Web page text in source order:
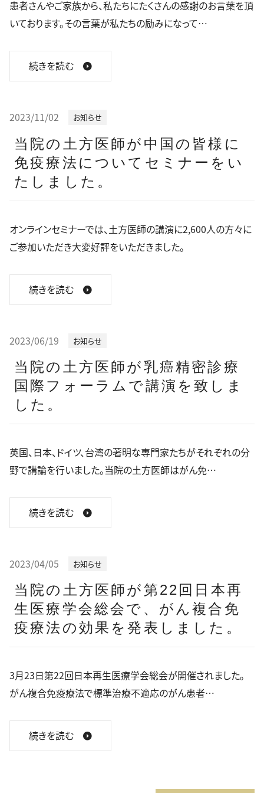
患者さんやご家族から、私たちにたくさんの感謝のお言葉を頂
いております。その言葉が私たちの励みになって…
続きを読む
お知らせ
当院の土方医師が中国の皆様に
免疫療法についてセミナーをい
たしました。
2023/11/02
オンラインセミナーでは、土方医師の講演に2,600人の方々に
ご参加いただき大変好評をいただきました。
続きを読む
お知らせ
当院の土方医師が乳癌精密診療
国際フォーラムで講演を致しま
した。
2023/06/19
英国、日本、ドイツ、台湾の著明な専門家たちがそれぞれの分
野で講論を行いました。当院の土方医師はがん免…
続きを読む
お知らせ
当院の土方医師が第22回日本再
生医療学会総会で、がん複合免
疫療法の効果を発表しました。
2023/04/05
3月23日第22回日本再生医療学会総会が開催されました。
がん複合免疫療法で標準治療不適応のがん患者…
続きを読む